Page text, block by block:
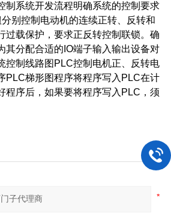
制系统开发流程明确系统的控制要求
别控制电动机的连续正转、反转和
过载保护，要求正反转控制联锁。确
其分配合适的IO端子输入输出设备对
控制线路图PLC控制电机正、反转电
PLC梯形图程序将程序写入PLC在计
程序后，如果要将程序写入PLC，须